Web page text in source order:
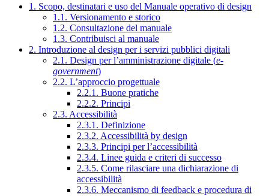
1. Scopo, destinatari e uso del Manuale operativo di design
1.1. Versionamento e storico
1.2. Consultazione del manuale
1.3. Contribuisci al manuale
2. Introduzione al design per i servizi pubblici digitali
2.1. Design per l’amministrazione digitale (e-
government)
2.2. L’approccio progettuale
2.2.1. Buone pratiche
2.2.2. Principi
2.3. Accessibilità
2.3.1. Definizione
2.3.2. Accessibilità by design
2.3.3. Principi per l’accessibilità
2.3.4. Linee guida e criteri di successo
2.3.5. Come rilasciare una dichiarazione di
accessibilità
2.3.6. Meccanismo di feedback e procedura di